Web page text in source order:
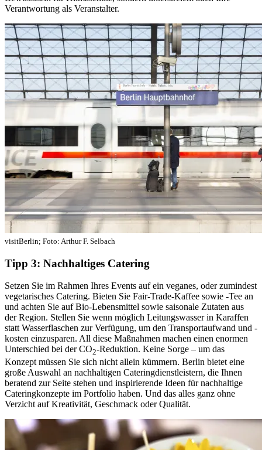
Verantwortung als Veranstalter.
visitBerlin; Foto: Arthur F. Selbach
Tipp 3: Nachhaltiges Catering
Setzen Sie im Rahmen Ihres Events auf ein veganes, oder zumindest
vegetarisches Catering. Bieten Sie Fair-Trade-Kaffee sowie -Tee an
und achten Sie auf Bio-Lebensmittel sowie saisonale Zutaten aus
der Region. Stellen Sie wenn möglich Leitungswasser in Karaffen
statt Wasserflaschen zur Verfügung, um den Transportaufwand und -
kosten einzusparen. All diese Maßnahmen machen einen enormen
Unterschied bei der CO2-Reduktion. Keine Sorge – um das
Konzept müssen Sie sich nicht allein kümmern. Berlin bietet eine
große Auswahl an nachhaltigen Cateringdienstleistern, die Ihnen
beratend zur Seite stehen und inspirierende Ideen für nachhaltige
Cateringkonzepte im Portfolio haben. Und das alles ganz ohne
Verzicht auf Kreativität, Geschmack oder Qualität.